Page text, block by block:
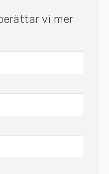
vi mer